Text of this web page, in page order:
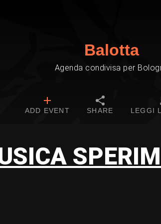
Balotta
Agenda condivisa per
ADD EVENT SHARE LEGGI